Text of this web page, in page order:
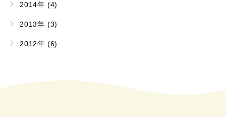
2014年 (4)
2013年 (3)
2012年 (6)